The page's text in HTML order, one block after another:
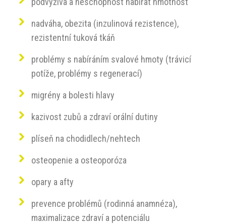
nadváha, obezita (inzulinová rezistence),
rezistentní tuková tkáň
problémy s nabíráním svalové hmoty (trávicí
potíže, problémy s regenerací)
migrény a bolesti hlavy
kazivost zubů a zdraví orální dutiny
plíseň na chodidlech/nehtech
osteopenie a osteoporóza
opary a afty
prevence problémů (rodinná anamnéza),
maximalizace zdraví a potenciálu